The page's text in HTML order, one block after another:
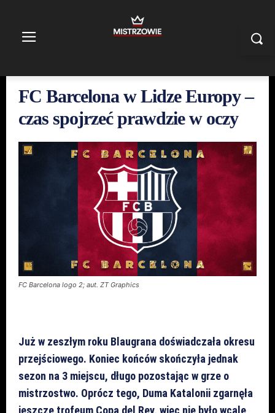
FC Barcelona w Lidze Europy –
czas spojrzeć prawdzie w oczy
FC Barcelona logo 2; aut. ZT Graphics
Już w zeszłym roku Blaugrana doświadczała okresu
przejściowego. Koniec końców skończyła jednak
sezon na 3 miejscu, długo pozostając w grze o
mistrzostwo. Oprócz tego, Duma Katalonii zgarnęła
jeszcze trofeum Copa del Rey, więc nie było wcale